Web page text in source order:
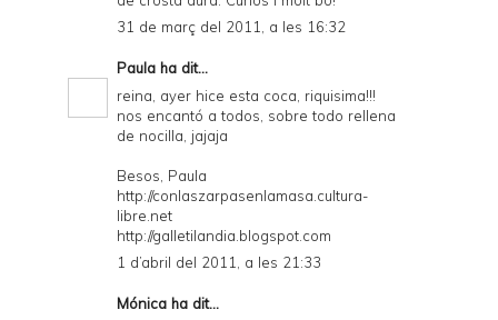
31 de març del 2011, a les 16:32
Paula ha dit...
reina, ayer hice esta coca, riquisima!!!
nos encantó a todos, sobre todo rellena
de nocilla, jajaja
Besos, Paula
http://conlaszarpasenlamasa.cultura-
libre.net
http://galletilandia.blogspot.com
1 d’abril del 2011, a les 21:33
Mónica ha dit...